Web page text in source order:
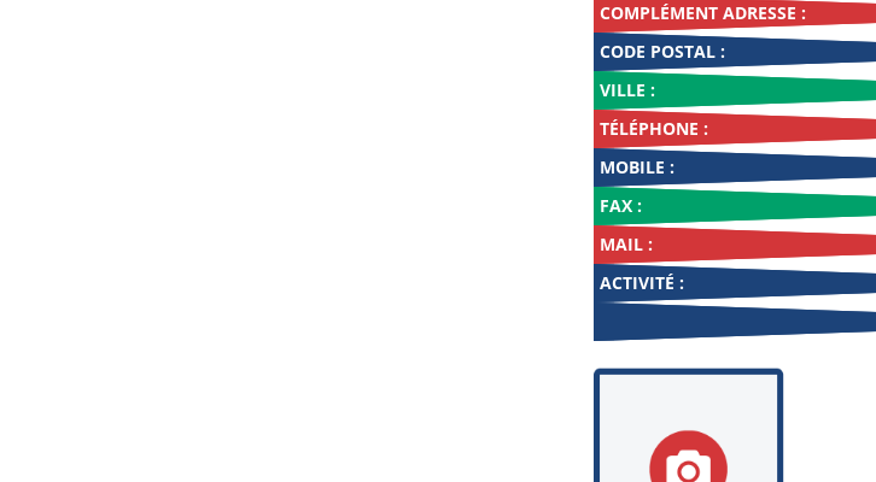
COMPLÉMENT ADRESSE :
CODE POSTAL :
VILLE :
TÉLÉPHONE :
MOBILE :
FAX :
MAIL :
ACTIVITÉ :